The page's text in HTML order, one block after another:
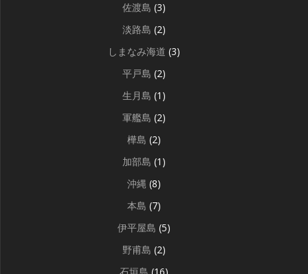
佐渡島 (3)
淡路島 (2)
しまなみ海道 (3)
平戸島 (2)
生月島 (1)
軍艦島 (2)
樺島 (2)
加部島 (1)
沖縄 (8)
本島 (7)
伊平屋島 (5)
野甫島 (2)